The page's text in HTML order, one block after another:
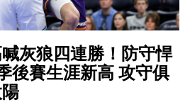
灰狼四連勝！防守悍
後賽生涯新高 攻守俱